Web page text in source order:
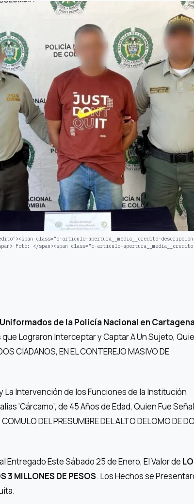
class="c-articulo-apertura__media__credito-
Foto: </span><span class="c-articulo-
Uniformados de la Policía Nacional en
Lograron Interceptar y Captar A Un Sujeto,
CIADANOS, EN EL CONTEREJO MASIVO DE
La Intervención de los Funciones de la Institución
‘Cárcamo’, de 45 Años de Edad, Quien Fue
DEL PRESUMBRE DEL ALTO DELOMO DE
Entregado Este Sábado 25 de Enero, El Valor de
3 MILLONES DE PESOS. Los Hechos se